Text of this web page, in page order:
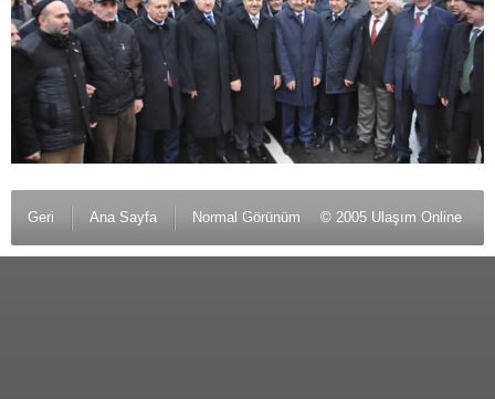
Geri Ana Sayfa Normal Görünüm © 2005 Ulaşım Online